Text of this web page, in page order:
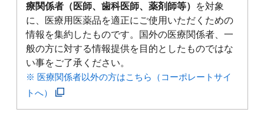
療関係者（医師、歯科医師、薬剤師等）
を対象
に、医療用医薬品を適正にご使用いただくための
情報を集約したものです。国外の医療関係者、一
般の方に対する情報提供を目的としたものではな
い事をご了承ください。
※ 医療関係者以外の方はこちら（コーポレートサイ
トへ）